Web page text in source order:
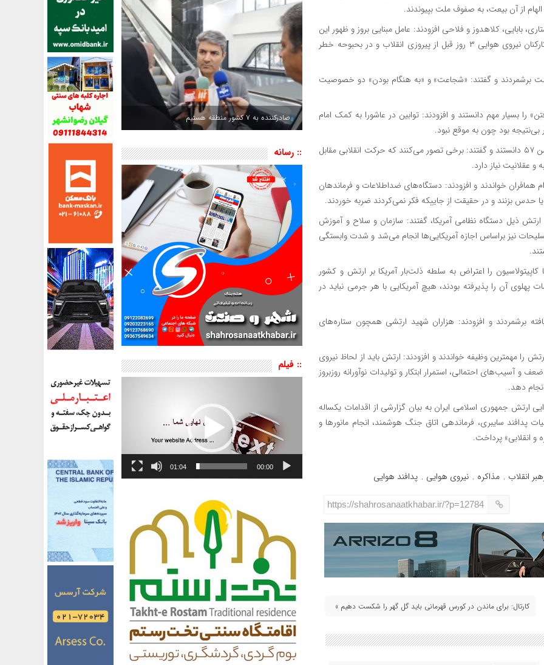
از آن بیعت، به صفوف ملت بپیوندند.
بابایی، کلاهدوز و فلاحی افزودند: عامل مبنایی بروز و ظهور این
قهرمانان، همان حرکت شجاعانه‌ای بود که جمعی از همافران و کارکنان نیروی هوایی ۳ روز قبل از پیروزی انقلاب و در بحبوحه خطر
۵۷ را نیاز امروز کشور و ملت برشمردند و گفتند: «شجاعت» و «به هنگام بودن» دو خصوصیت
بسیار مهم دانستند و افزودند: توابین در عاشورا به کمک امام
بود چون به موقع نبود.
ایشان، عقلانی بودن و اقدام براساس محاسبه را ویژگی دیگر ۱۹ بهمن ۵۷ دانستند و گفتند: برخی تصور می‌کنند که حرکت انقلابی مقابل
عقلانیت نیاز دارد.
خواندند و افزودند: دستگاه‌های ضداطلاعات و فرماندهان
حدس بزنند و در حقیقت از جاییکه فکر نمی‌کردند ضربه خوردند.
ذیل دستگاه نظامی آمریکا، گفتند: سازمان و سلاح و آموزش
نیز براساس اجازه آمریکایی‌ها انجام می‌شد و شدت وابستگی
آبان ۱۳۴۳ در مخالفت شدید با کاپیتولاسیون را اعتراض به سلطه ذلت‌بار آمریکا بر ارتش و کشور
پهلوی آن را پذیرفته بودند، هیچ آمریکایی با هر جرمی نباید در
برشمردند و افزودند: هزاران شهید ارتشی همچون ستاره‌های
را مهمترین وظیفه خواندند و افزودند: ارتش باید از لحاظ نیروی
آسیب‌های احتمالی، استمرار ابتکار و تولیدات نوآورانه روزبروز
دهد.
ارتش جمهوری اسلامی ایران به بیان گزارشی از اقدامات یکساله
پدافند سایبری، فرماندهی اتاق‌ جنگ هوشمند، انجام مانورها و
و انقلابی» پرداخت.
انقلاب , مذاکره , نیروی هوایی , پدافند هوایی
https://shahrosanaatkhabar.ir/?p=12784
کارتال: برای ماندن در کورس قهرمانی باید گل گهر را شکست دهیم »
صادرکننده به ۷ کشور منطقه هستیم
:: رسانه
:: فیلم
نمایشگر
00:00
01:04